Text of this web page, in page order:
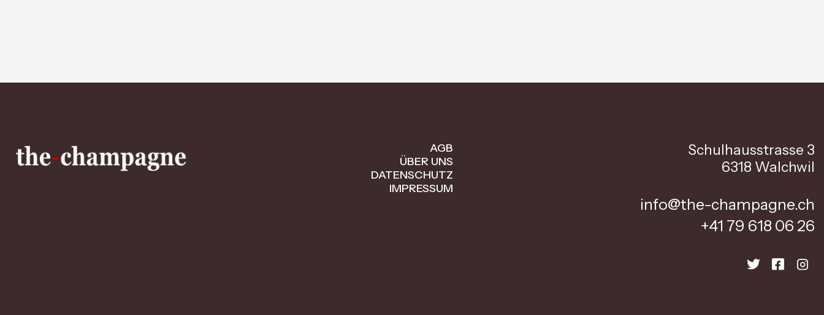
AGB
ÜBER UNS
DATENSCHUTZ
IMPRESSUM
Schulhausstrasse 3
6318 Walchwil
info@the-champagne.ch
+41 79 618 06 26